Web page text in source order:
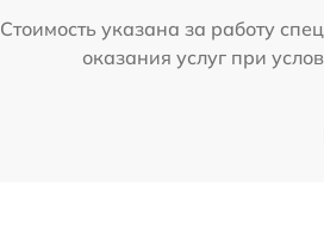
Стоимость указана за работу
оказания услуг при